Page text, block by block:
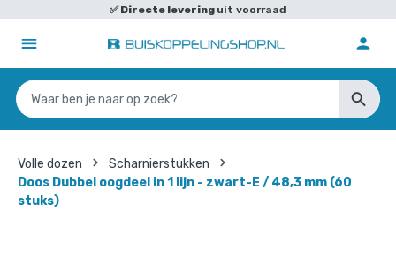
✅Directe levering uit voorraad
Volle dozen
Scharnierstukken
Doos Dubbel oogdeel in 1 lijn - zwart-E / 48,3 mm (60
stuks)